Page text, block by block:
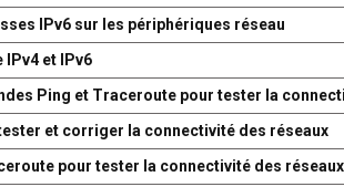
IPv6 sur les périphériques réseau
IPv4 et IPv6
Ping et Traceroute pour tester la
et corriger la connectivité des réseaux
pour tester la connectivité des réseaux